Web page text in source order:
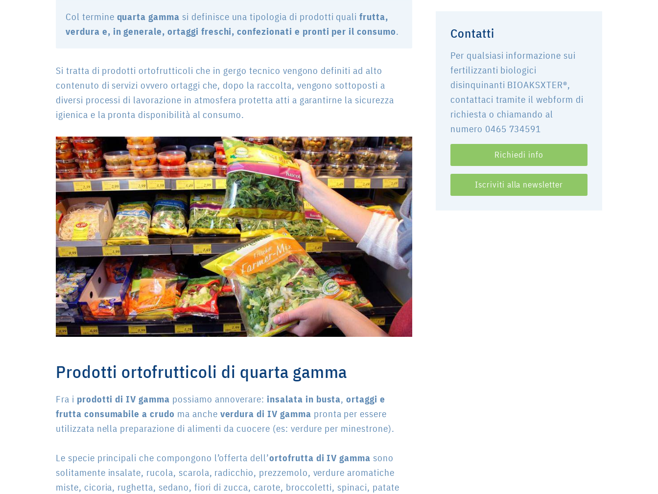
Col termine quarta gamma si definisce una tipologia di prodotti qualifrutta,
verdura e, in generale, ortaggi freschi, confezionati e pronti per il consumo.
Si tratta di prodotti ortofrutticoli che in gergo tecnico vengono definiti ad alto
contenuto di servizi ovvero ortaggi che, dopo la raccolta, vengono sottoposti a
diversi processi di lavorazione in atmosfera protetta atti a garantirne la sicurezza
igienica e la pronta disponibilità al consumo.
Prodotti ortofrutticoli di quarta gamma
Fra i prodotti di IV gamma possiamo annoverare: insalata in busta,ortaggi e
frutta consumabile a crudo ma anche verdura di IV gamma pronta per essere
utilizzata nella preparazione di alimenti da cuocere (es: verdure per minestrone).
Le specie principali che compongono l’offerta dell’ortofrutta di IV gamma sono
solitamente insalate, rucola, scarola, radicchio, prezzemolo, verdure aromatiche
miste, cicoria, rughetta, sedano, fiori di zucca, carote, broccoletti, spinaci, patate
Contatti
Per qualsiasi informazione sui
fertilizzanti biologici
disinquinanti BIOAKSXTER®,
contattaci tramite il webform di
richiesta o chiamando al
numero 0465 734591
Richiedi info
Iscriviti alla newsletter